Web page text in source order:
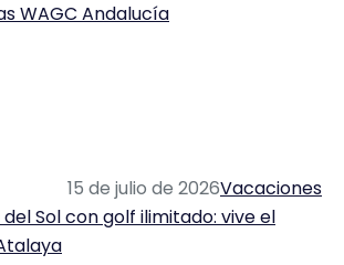
WAGC Andalucía
15 de julio de 2026Vacaciones
Sol con golf ilimitado: vive el